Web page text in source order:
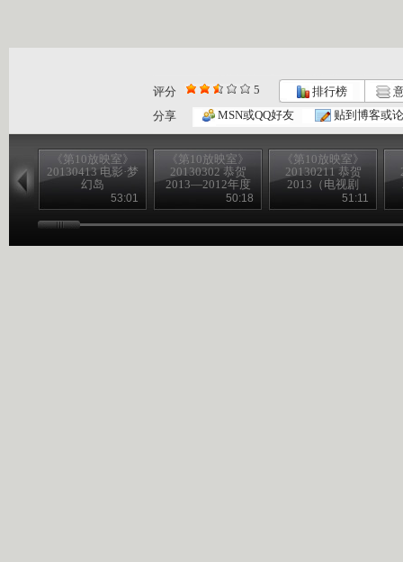
评分 5 排行榜
分享
MSN或QQ好友 贴到博客或
《第10放映室》
20130413 电影·梦
幻岛
53:01
《第10放映室》
20130302 恭贺
2013—2012年度
电影回顾（夏季
篇）
50:18
《第10放映室》
20130211 恭贺
2013（电视剧
版）今夕往昔
——古装篇
51:11